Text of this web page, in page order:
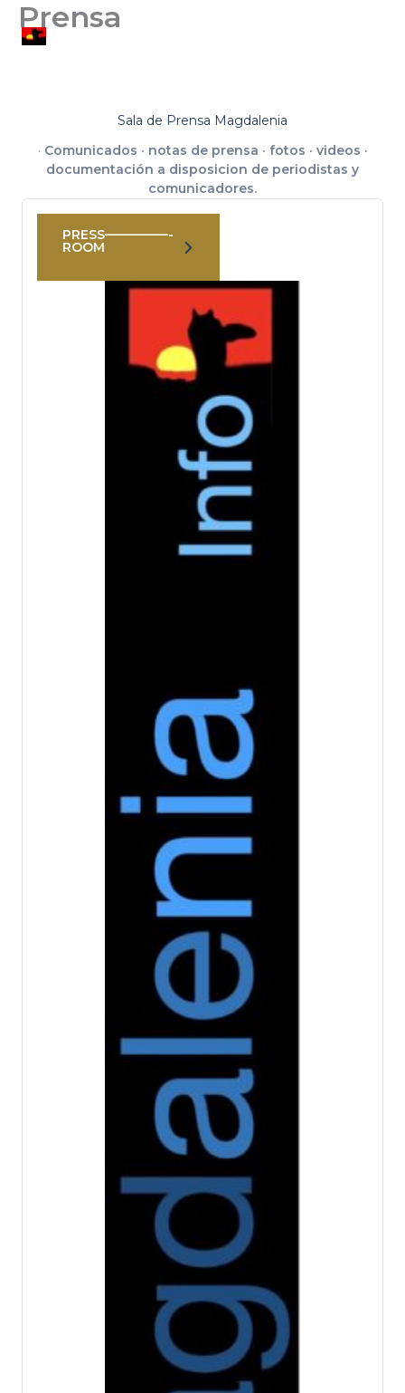
contenido MAGDALENIA
Prensa
Sala de Prensa Magdalenia
· Comunicados · notas de prensa · fotos · videos ·
documentación a disposicion de periodistas y
comunicadores.
PRESS—————-
ROOM